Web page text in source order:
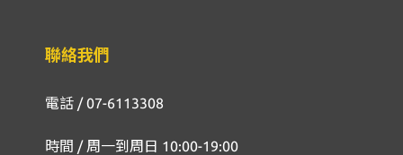
聯絡我們
電話 / 07-6113308
時間 / 周一到周日 10:00-19:00